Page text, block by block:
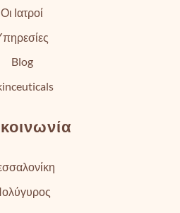
Οι Ιατροί
Blog